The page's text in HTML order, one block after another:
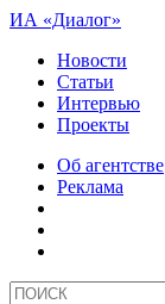
ИА «Диалог»
Новости
Статьи
Интервью
Проекты
Об агентстве
Реклама